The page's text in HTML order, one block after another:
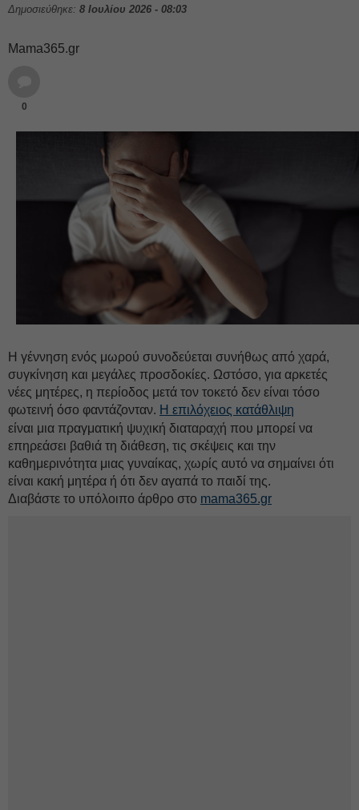
Δημοσιεύθηκε: 8 Ιουλίου 2026 - 08:03
Mama365.gr
0
Η γέννηση ενός μωρού συνοδεύεται συνήθως από χαρά,
συγκίνηση και μεγάλες προσδοκίες. Ωστόσο, για αρκετές
νέες μητέρες, η περίοδος μετά τον τοκετό δεν είναι τόσο
φωτεινή όσο φαντάζονταν. Η επιλόχειος κατάθλιψη
είναι μια πραγματική ψυχική διαταραχή που μπορεί να
επηρεάσει βαθιά τη διάθεση, τις σκέψεις και την
καθημερινότητα μιας γυναίκας, χωρίς αυτό να σημαίνει ότι
είναι κακή μητέρα ή ότι δεν αγαπά το παιδί της.
Διαβάστε το υπόλοιπο άρθρο στο mama365.gr